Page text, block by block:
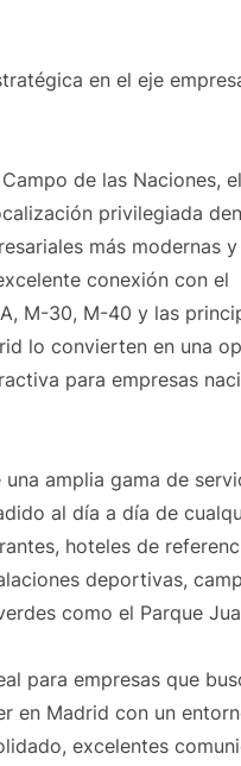
en el eje
de las Naciones,
privilegiada
más modernas
conexión con el
M-30, M-40 y las
lo convierten en una
para empresas
amplia gama de
al día a día de
hoteles de
deportivas,
como el Parque
para empresas que
en Madrid con un
excelentes